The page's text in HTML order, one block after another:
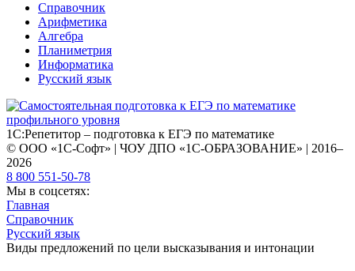
Справочник
Арифметика
Алгебра
Планиметрия
Информатика
Русский язык
1С:Репетитор – подготовка к ЕГЭ по математике
© ООО «1С-Софт» | ЧОУ ДПО «1С-ОБРАЗОВАНИЕ» | 2016–
2026
8 800 551-50-78
Мы в соцсетях:
Главная
Справочник
Русский язык
Виды предложений по цели высказывания и интонации